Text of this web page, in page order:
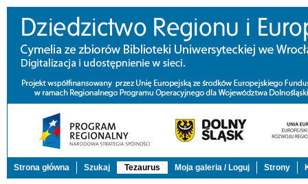
Strona główna Szukaj Tezaurus Moja galeria / Loguj Strony